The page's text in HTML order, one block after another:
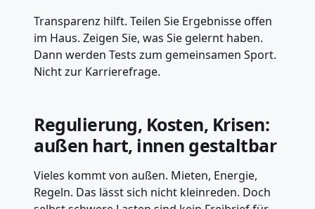
Transparenz hilft. Teilen Sie Ergebnisse offen
im Haus. Zeigen Sie, was Sie gelernt haben.
Dann werden Tests zum gemeinsamen Sport.
Nicht zur Karrierefrage.
Regulierung, Kosten, Krisen:
außen hart, innen gestaltbar
Vieles kommt von außen. Mieten, Energie,
Regeln. Das lässt sich nicht kleinreden. Doch